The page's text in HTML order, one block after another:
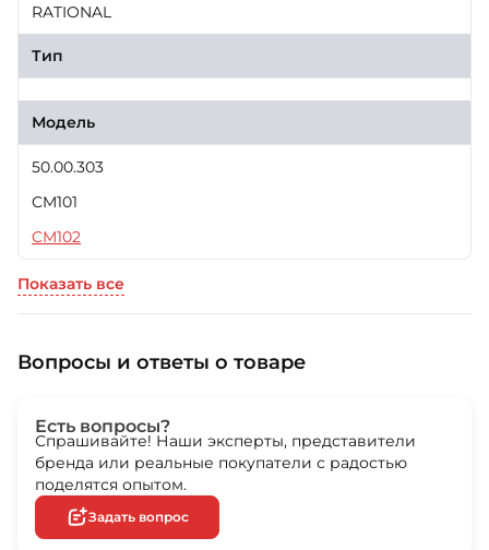
RATIONAL
Тип
Модель
50.00.303
CM101
CM102
Показать все
Вопросы и ответы о товаре
Есть вопросы?
Спрашивайте! Наши эксперты, представители
бренда или реальные покупатели с радостью
поделятся опытом.
Задать вопрос